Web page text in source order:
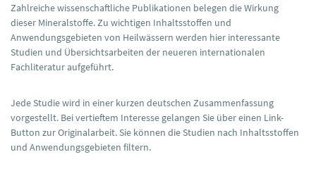
Zahlreiche wissenschaftliche Publikationen belegen die Wirkung
dieser Mineralstoffe. Zu wichtigen Inhaltsstoffen und
Anwendungsgebieten von Heilwässern werden hier interessante
Studien und Übersichtsarbeiten der neueren internationalen
Fachliteratur aufgeführt.
Jede Studie wird in einer kurzen deutschen Zusammenfassung
vorgestellt. Bei vertieftem Interesse gelangen Sie über einen Link-
Button zur Originalarbeit. Sie können die Studien nach Inhaltsstoffen
und Anwendungsgebieten filtern.